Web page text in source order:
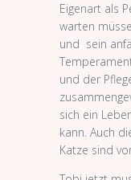
Eigenart als
warten
und sein
und der
sich ein
kann. Auch
Katze sind